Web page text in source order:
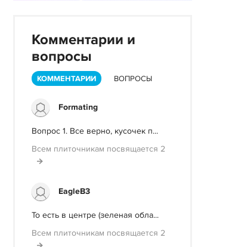
Комментарии и
вопросы
КОММЕНТАРИИ ВОПРОСЫ
Formating
Вопрос 1. Все верно, кусочек п...
Всем плиточникам посвящается 2
EagleB3
То есть в центре (зеленая обла...
Всем плиточникам посвящается 2